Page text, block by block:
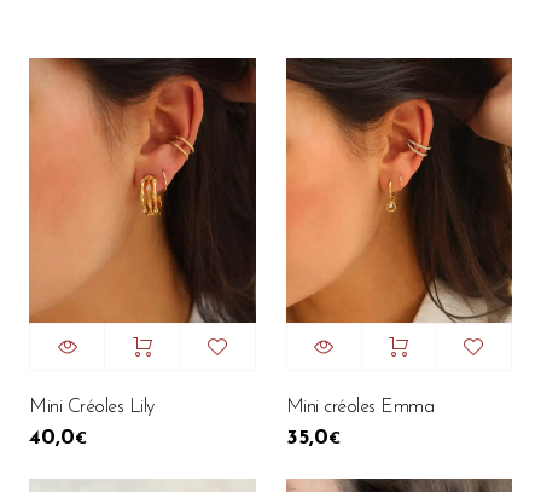
Mini Créoles Lily
40,0€
Mini créoles Emma
35,0€